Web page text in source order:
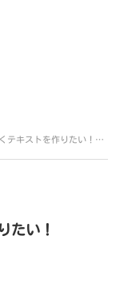
テキストを作りたい！
たい！